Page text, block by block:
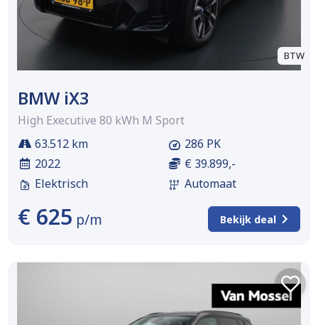
BTW
BMW iX3
High Executive 80 kWh M Sport
63.512 km
2022
Elektrisch
286 PK
€ 39.899,-
Automaat
€ 625 p/m Bekijk deal